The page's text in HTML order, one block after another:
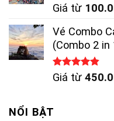
Được xếp
Giá từ
Vé Combo
(Combo 2 in
Được xếp
Giá từ
NỔI BẬT